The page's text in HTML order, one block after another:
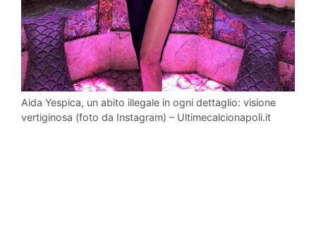
Aida Yespica, un abito illegale in ogni dettaglio: visione
vertiginosa (foto da Instagram) – Ultimecalcionapoli.it